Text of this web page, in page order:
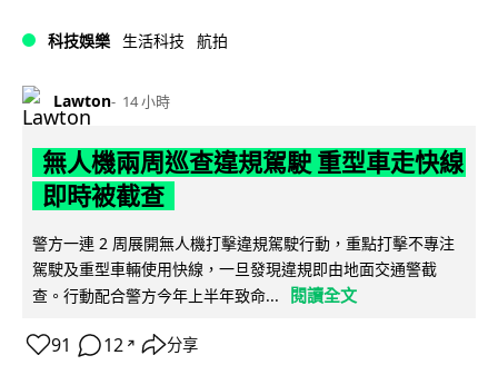
科技娛樂 生活科技 航拍
Lawton 14 小時
無人機兩周巡查違規駕駛 重型車走快線
即時被截查
警方一連 2 周展開無人機打擊違規駕駛行動，重點打擊不專注
駕駛及重型車輛使用快線，一旦發現違規即由地面交通警截
查。行動配合警方今年上半年致命...
閱讀全文
91 12 ↗ 分享